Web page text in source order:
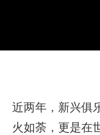
近两年，新兴俱
火如荼，更是在